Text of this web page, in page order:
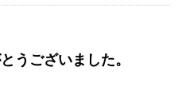
うございました。